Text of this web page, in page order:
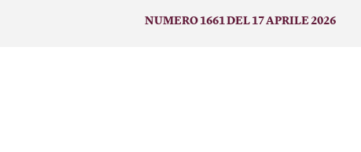
NUMERO 1661 DEL 17 APRILE 2026